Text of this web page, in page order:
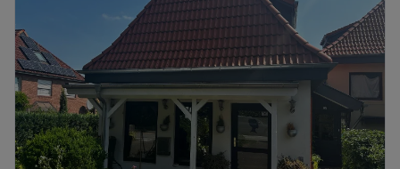
09:00
09:00– 19:00
Samstag
09:00–17:00
Sonntag
Geschlossen
Zoom Hair Salon – Dein Friseurerlebnis in Neu Wulmstorf
✂️